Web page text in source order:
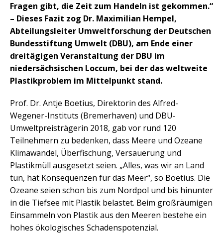
Fragen gibt, die Zeit zum Handeln ist gekommen.“
– Dieses Fazit zog Dr. Maximilian Hempel,
Abteilungsleiter Umweltforschung der Deutschen
Bundesstiftung Umwelt (DBU), am Ende einer
dreitägigen Veranstaltung der DBU im
niedersächsischen Loccum, bei der das weltweite
Plastikproblem im Mittelpunkt stand.
Prof. Dr. Antje Boetius, Direktorin des Alfred-
Wegener-Instituts (Bremerhaven) und DBU-
Umweltpreisträgerin 2018, gab vor rund 120
Teilnehmern zu bedenken, dass Meere und Ozeane
Klimawandel, Überfischung, Versauerung und
Plastikmüll ausgesetzt seien. „Alles, was wir an Land
tun, hat Konsequenzen für das Meer“, so Boetius. Die
Ozeane seien schon bis zum Nordpol und bis hinunter
in die Tiefsee mit Plastik belastet. Beim großräumigen
Einsammeln von Plastik aus den Meeren bestehe ein
hohes ökologisches Schadenspotenzial.